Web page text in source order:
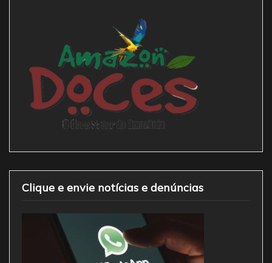
Clique e envie notícias e denúncias